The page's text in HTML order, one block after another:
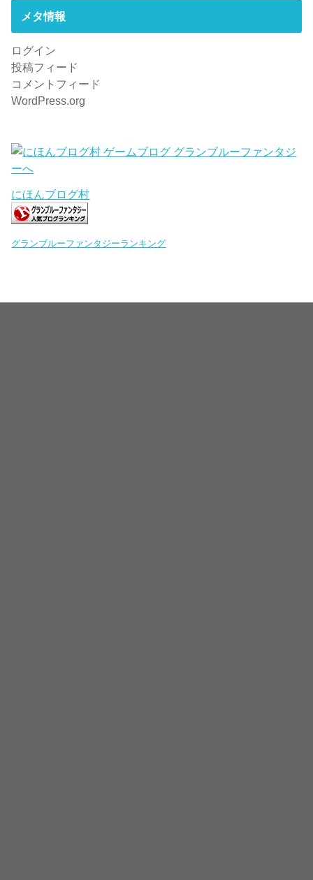
メタ情報
ログイン
投稿フィード
コメントフィード
WordPress.org
にほんブログ村
グランブルーファンタジーランキング